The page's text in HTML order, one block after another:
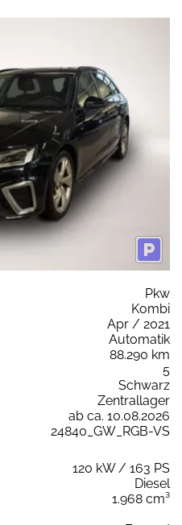
Pkw
Kombi
Apr / 2021
Automatik
88.290 km
5
Schwarz
Zentrallager
ab ca. 10.08.2026
24840_GW_RGB-VS
120 kW / 163 PS
Diesel
1.968 cm³